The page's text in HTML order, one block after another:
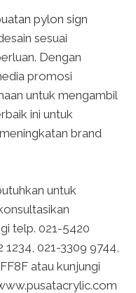
pylon sign
sesuai
Dengan
promosi
untuk mengambil
ini untuk
brand
untuk
telp. 021-5420
021-3309 9744,
atau kunjungi